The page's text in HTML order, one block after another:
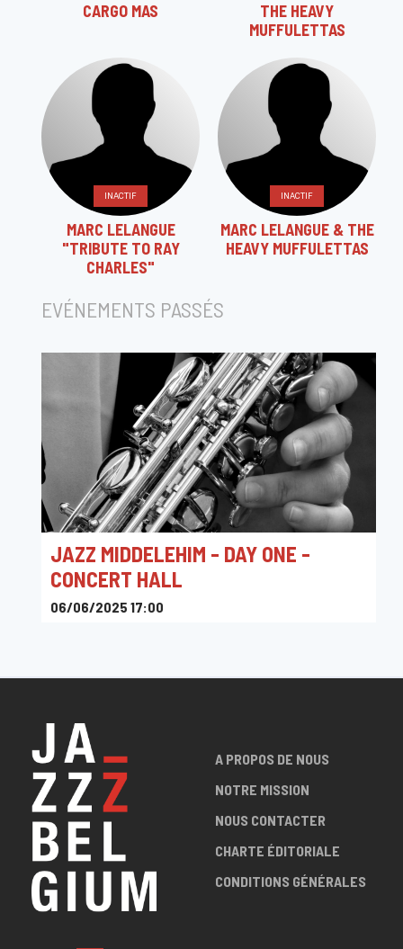
CARGO MAS
THE HEAVY
MUFFULETTAS
INACTIF
MARC LELANGUE
"TRIBUTE TO RAY
CHARLES"
INACTIF
MARC LELANGUE & THE
HEAVY MUFFULETTAS
EVÉNEMENTS PASSÉS
JAZZ MIDDELEHIM - DAY ONE -
CONCERT HALL
06/06/2025 17:00
A PROPOS DE NOUS
NOTRE MISSION
NOUS CONTACTER
CHARTE ÉDITORIALE
CONDITIONS GÉNÉRALES